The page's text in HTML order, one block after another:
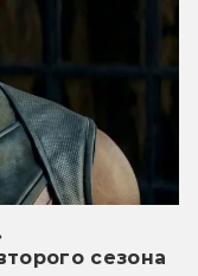
сезона